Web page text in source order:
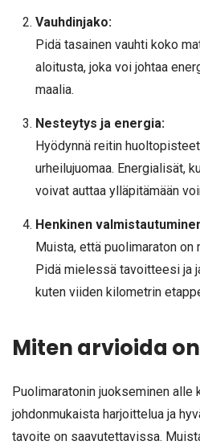
Vauhdinjako:
Pidä tasainen vauhti koko
aloitusta, joka voi johtaa
maalia.
Nesteytys ja energia:
Hyödynnä reitin
urheilujuomaa. Energialisät,
voivat auttaa ylläpitämään
Henkinen
Muista, että puolimaraton on
Pidä mielessä tavoitteesi ja
kuten viiden kilometrin
Miten arvioida
Puolimaratonin juokseminen alle
johdonmukaista harjoittelua ja
tavoite on saavutettavissa.